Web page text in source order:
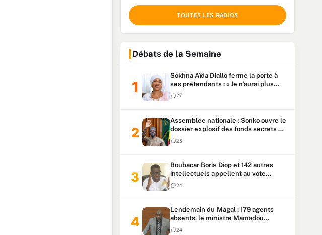
TOUTES LES RADIOS
Débats de la Semaine
Sokhna Aïda Diallo ferme la porte à
ses prétendants : « Je n’aurai plus
jamais un autre mari »
27
Assemblée nationale : Sonko ouvre le
dossier explosif des fonds secrets et
du patrimoine présidentiel
25
Boubacar Boris Diop et 142 autres
intellectuels appellent au vote
urgent de la révision
constitutionnelle
24
Lendemain du Magal : 179 agents
absents, le ministre Mamadou
Lamine Dianté exige des explications
24